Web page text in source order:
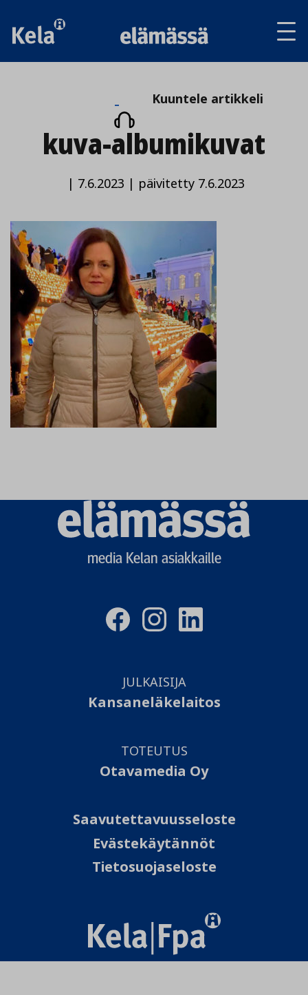
Kuuntele
artikkeli
Kuuntele artikkeli
kuva-albumikuvat
| 7.6.2023 | päivitetty 7.6.2023
Elämässä
logo
media Kelan asiakkaille
JULKAISIJA
Kansaneläkelaitos
TOTEUTUS
Otavamedia Oy
Saavutettavuusseloste
Evästekäytännöt
Tietosuojaseloste